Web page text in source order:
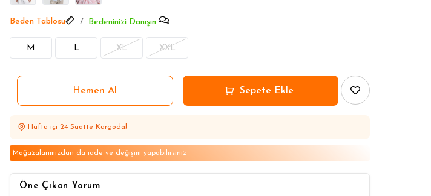
Beden Tablosu Bedeninizi Danışın
M L XL XXL
Hafta içi 24 Saatte Kargoda!
Mağazalarımızdan da iade ve değişim yapabilirsiniz
Öne Çıkan Yorum